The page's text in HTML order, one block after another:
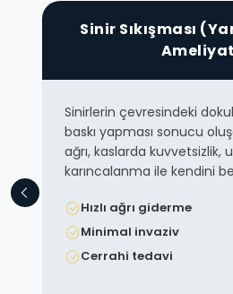
Sinir Sıkışması
Sinirlerin çevresindeki
baskı yapması sonucu
ağrı, kaslarda kuvvetsizlik,
karıncalanma ile kendini
Hızlı ağrı giderme
Minimal invaziv
Cerrahi tedavi